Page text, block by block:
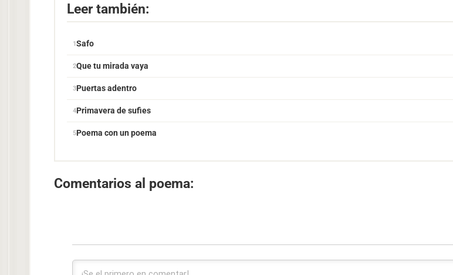
Leer también:
Safo
Que tu mirada vaya
Puertas adentro
Primavera de sufies
Poema con un poema
Comentarios al poema: